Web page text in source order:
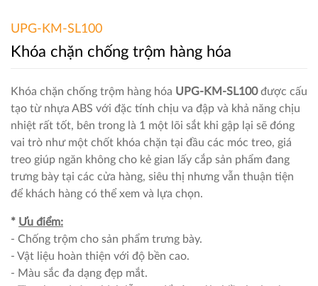
UPG-KM-SL100
Khóa chặn chống trộm hàng hóa
Khóa chặn chống trộm hàng hóa UPG-KM-SL100được cấu
tạo từ nhựa ABS với đặc tính chịu va đập và khả năng chịu
nhiệt rất tốt, bên trong là 1 một lõi sắt khi gập lại sẽ đóng
vai trò như một chốt khóa chặn tại đầu các móc treo, giá
treo giúp ngăn không cho kẻ gian lấy cắp sản phẩm đang
trưng bày tại các cửa hàng, siêu thị nhưng vẫn thuận tiện
để khách hàng có thể xem và lựa chọn.
* Ưu điểm:
- Chống trộm cho sản phẩm trưng bày.
- Vật liệu hoàn thiện với độ bền cao.
- Màu sắc đa dạng đẹp mắt.